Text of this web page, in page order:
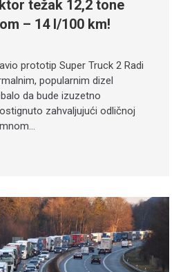
težak 12,2 tone
– 14 l/100 km!
prototip Super Truck 2 Radi
popularnim dizel
da bude izuzetno
zahvaljujući odličnoj